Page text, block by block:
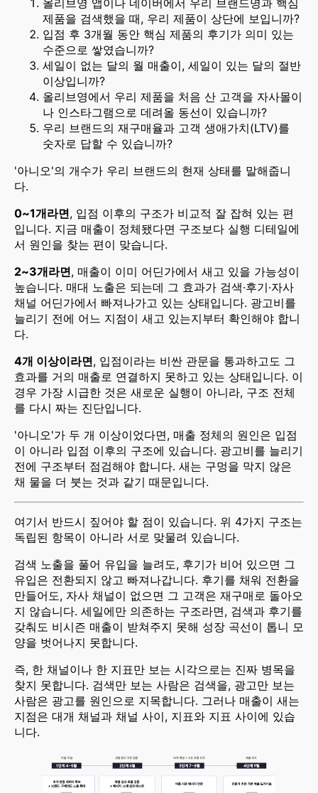
올리브영 앱이나 네이버에서 우리 브랜드명과 핵심
제품을 검색했을 때, 우리 제품이 상단에 보입니까?
입점 후 3개월 동안 핵심 제품의 후기가 의미 있는
수준으로 쌓였습니까?
세일이 없는 달의 월 매출이, 세일이 있는 달의 절반
이상입니까?
올리브영에서 우리 제품을 처음 산 고객을 자사몰이
나 인스타그램으로 데려올 동선이 있습니까?
우리 브랜드의 재구매율과 고객 생애가치(LTV)를
숫자로 답할 수 있습니까?
'아니오'의 개수가 우리 브랜드의 현재 상태를 말해줍니
다.
0~1개라면, 입점 이후의 구조가 비교적 잘 잡혀 있는 편
입니다. 지금 매출이 정체됐다면 구조보다 실행 디테일에
서 원인을 찾는 편이 맞습니다.
2~3개라면, 매출이 이미 어딘가에서 새고 있을 가능성이
높습니다. 매대 노출은 되는데 그 효과가 검색·후기·자사
채널 어딘가에서 빠져나가고 있는 상태입니다. 광고비를
늘리기 전에 어느 지점이 새고 있는지부터 확인해야 합니
다.
4개 이상이라면, 입점이라는 비싼 관문을 통과하고도 그
효과를 거의 매출로 연결하지 못하고 있는 상태입니다. 이
경우 가장 시급한 것은 새로운 실행이 아니라, 구조 전체
를 다시 짜는 진단입니다.
'아니오'가 두 개 이상이었다면, 매출 정체의 원인은 입점
이 아니라 입점 이후의 구조에 있습니다. 광고비를 늘리기
전에 구조부터 점검해야 합니다. 새는 구멍을 막지 않은
채 물을 더 붓는 것과 같기 때문입니다.
여기서 반드시 짚어야 할 점이 있습니다. 위 4가지 구조는
독립된 항목이 아니라 서로 맞물려 있습니다.
검색 노출을 풀어 유입을 늘려도, 후기가 비어 있으면 그
유입은 전환되지 않고 빠져나갑니다. 후기를 채워 전환을
만들어도, 자사 채널이 없으면 그 고객은 재구매로 돌아오
지 않습니다. 세일에만 의존하는 구조라면, 검색과 후기를
갖춰도 비시즌 매출이 받쳐주지 못해 성장 곡선이 톱니 모
양을 벗어나지 못합니다.
즉, 한 채널이나 한 지표만 보는 시각으로는 진짜 병목을
찾지 못합니다. 검색만 보는 사람은 검색을, 광고만 보는
사람은 광고를 원인으로 지목합니다. 그러나 매출이 새는
지점은 대개 채널과 채널 사이, 지표와 지표 사이에 있습
니다.